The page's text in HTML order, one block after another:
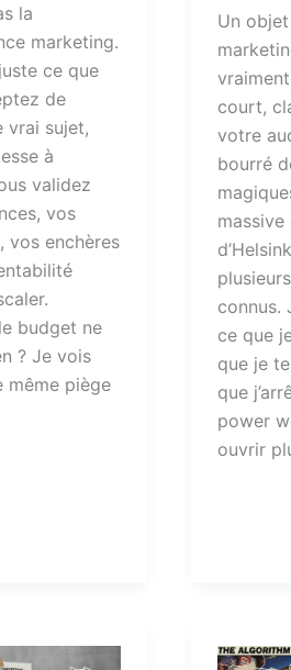
la
marketing.
ce que
de
vrai sujet,
à
validez
vos
vos enchères
budget ne
? Je vois
même piège
Un objet
court,
votre
bourré
massive
connus.
ce que
que je
que
power
ouvrir